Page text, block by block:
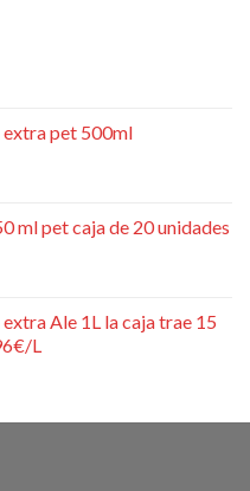
pet 500ml
ml pet caja de 20 unidades
Ale 1L la caja trae 15
L